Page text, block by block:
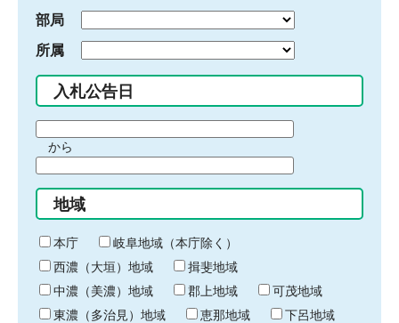
部局
所属
入札公告日
間
始
り
から
間
終
わ
り
地域
本庁
岐阜地域（本庁除く）
西濃（大垣）地域
揖斐地域
中濃（美濃）地域
郡上地域
可茂地域
東濃（多治見）地域
恵那地域
下呂地域